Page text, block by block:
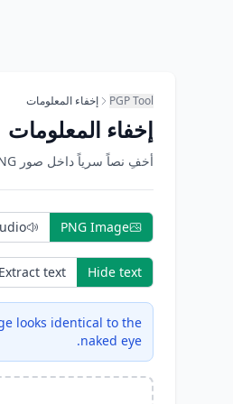
PGP Tool إخفاء المعلومات
إخفاء المعلومات
أخفِ نصاً سرياً داخل صور PNG باستخدام إخفاء المعلومات LSB. 100% من جانب العميل.
PNG Image
Hide text
text
looks identical to the
naked eye.